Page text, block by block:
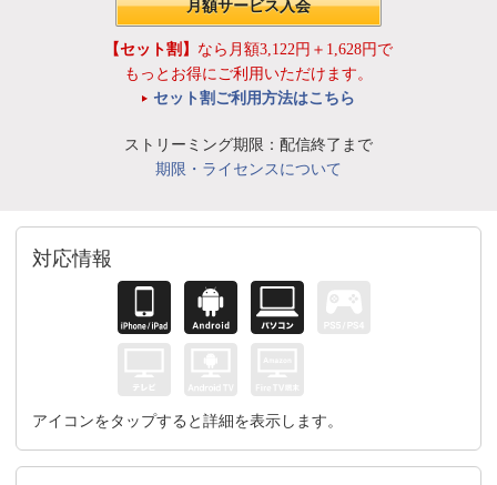
月額サービス入会
【セット割】 なら月額3,122円＋1,628円で
もっとお得にご利用いただけます。
セット割ご利用方法はこちら
ストリーミング期限：配信終了まで
期限・ライセンスについて
対応情報
アイコンをタップすると詳細を表示します。